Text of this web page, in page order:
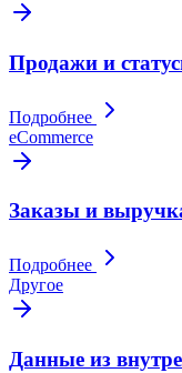
Продажи и
Подробнее
eCommerce
Заказы и
Подробнее
Другое
Данные из